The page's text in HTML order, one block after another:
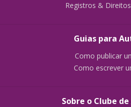
Registros &
Guias para
Como publicar
Como escrever
Sobre o Clube